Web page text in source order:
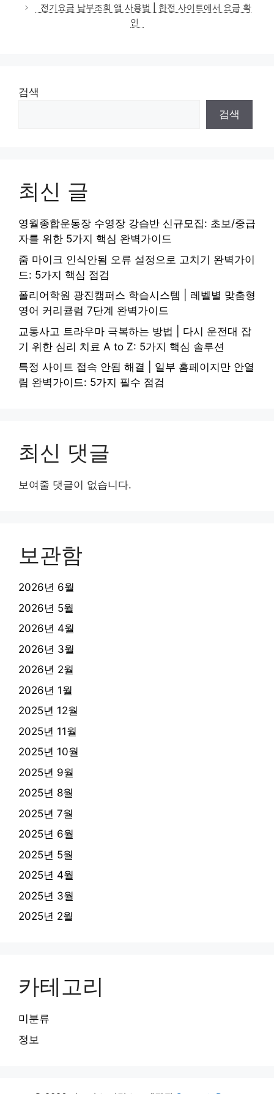
전기요금 납부조회 앱 사용법 | 한전 사이트에서 요금 확
인
검색
검색
최신 글
영월종합운동장 수영장 강습반 신규모집: 초보/중급
자를 위한 5가지 핵심 완벽가이드
줌 마이크 인식안됨 오류 설정으로 고치기 완벽가이
드: 5가지 핵심 점검
폴리어학원 광진캠퍼스 학습시스템 | 레벨별 맞춤형
영어 커리큘럼 7단계 완벽가이드
교통사고 트라우마 극복하는 방법 | 다시 운전대 잡
기 위한 심리 치료 A to Z: 5가지 핵심 솔루션
특정 사이트 접속 안됨 해결 | 일부 홈페이지만 안열
림 완벽가이드: 5가지 필수 점검
최신 댓글
보여줄 댓글이 없습니다.
보관함
2026년 6월
2026년 5월
2026년 4월
2026년 3월
2026년 2월
2026년 1월
2025년 12월
2025년 11월
2025년 10월
2025년 9월
2025년 8월
2025년 7월
2025년 6월
2025년 5월
2025년 4월
2025년 3월
2025년 2월
카테고리
미분류
정보